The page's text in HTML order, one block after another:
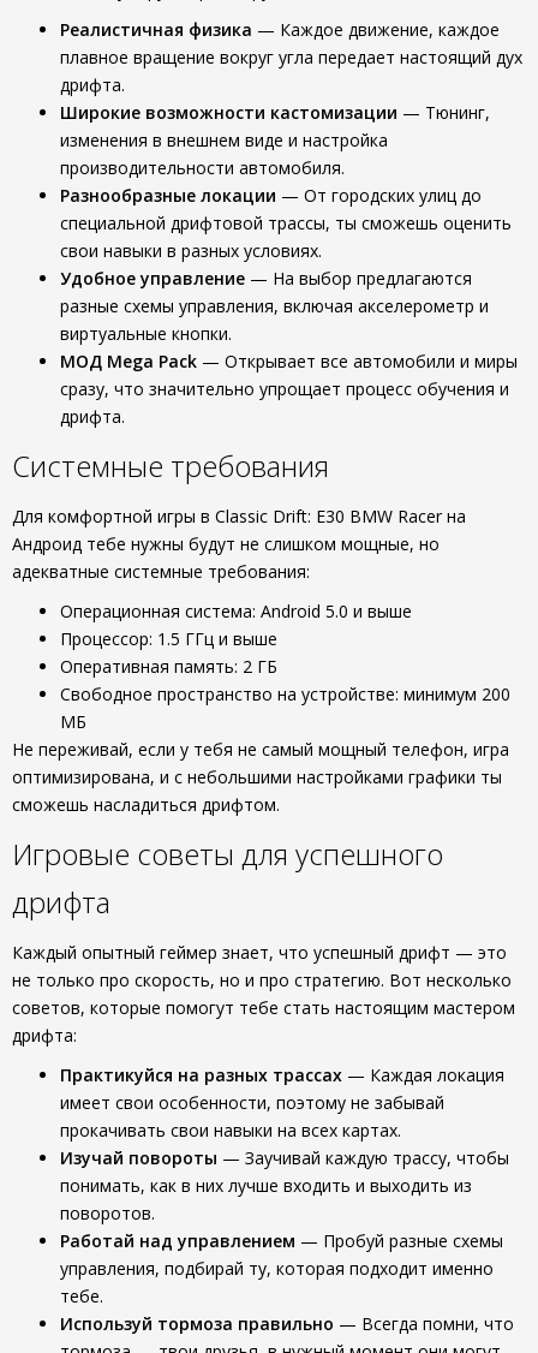
Реалистичная физика — Каждое движение, каждое
плавное вращение вокруг угла передает настоящий дух
дрифта.
Широкие возможности кастомизации — Тюнинг,
изменения в внешнем виде и настройка
производительности автомобиля.
Разнообразные локации — От городских улиц до
специальной дрифтовой трассы, ты сможешь оценить
свои навыки в разных условиях.
Удобное управление — На выбор предлагаются
разные схемы управления, включая акселерометр и
виртуальные кнопки.
МОД Mega Pack — Открывает все автомобили и миры
сразу, что значительно упрощает процесс обучения и
дрифта.
Системные требования
Для комфортной игры в Classic Drift: E30 BMW Racer на
Андроид тебе нужны будут не слишком мощные, но
адекватные системные требования:
Операционная система: Android 5.0 и выше
Процессор: 1.5 ГГц и выше
Оперативная память: 2 ГБ
Свободное пространство на устройстве: минимум 200
МБ
Не переживай, если у тебя не самый мощный телефон, игра
оптимизирована, и с небольшими настройками графики ты
сможешь насладиться дрифтом.
Игровые советы для успешного
дрифта
Каждый опытный геймер знает, что успешный дрифт — это
не только про скорость, но и про стратегию. Вот несколько
советов, которые помогут тебе стать настоящим мастером
дрифта:
Практикуйся на разных трассах — Каждая локация
имеет свои особенности, поэтому не забывай
прокачивать свои навыки на всех картах.
Изучай повороты — Заучивай каждую трассу, чтобы
понимать, как в них лучше входить и выходить из
поворотов.
Работай над управлением — Пробуй разные схемы
управления, подбирай ту, которая подходит именно
тебе.
Используй тормоза правильно — Всегда помни, что